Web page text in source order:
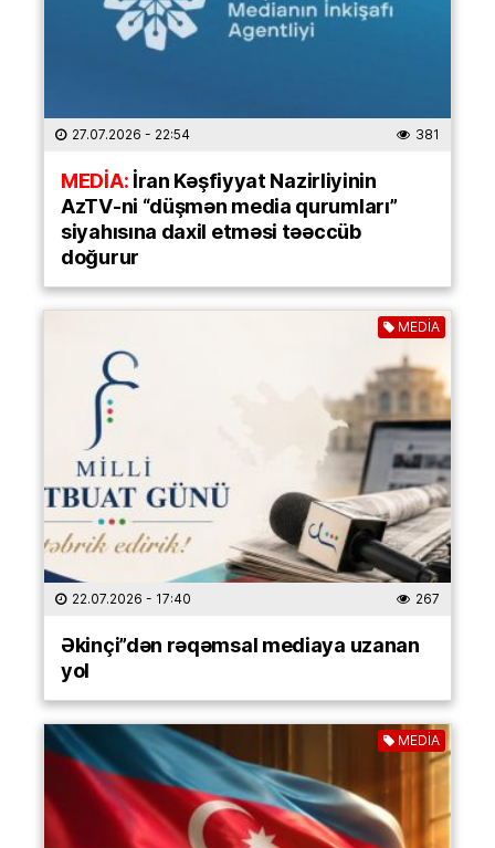
27.07.2026 - 22:54 381
MEDİA:İran Kəşfiyyat Nazirliyinin
AzTV-ni “düşmən media qurumları”
siyahısına daxil etməsi təəccüb
doğurur
MEDİA
22.07.2026 - 17:40 267
Əkinçi”dən rəqəmsal mediaya uzanan
yol
MEDİA